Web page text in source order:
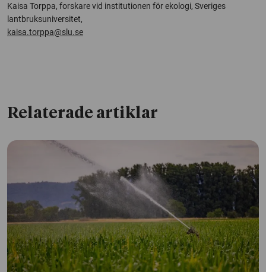
Kaisa Torppa, forskare vid institutionen för ekologi, Sveriges
lantbruksuniversitet,
kaisa.torppa@slu.se
Relaterade artiklar